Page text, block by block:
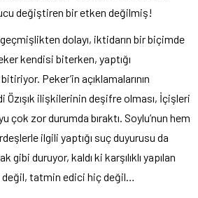
değiştiren bir etken değilmiş!
dolayı, iktidarın bir biçimde
kendisi biterken, yaptığı
Peker’in açıklamalarının
Özışık ilişkilerinin deşifre olması, İçişleri
çok zor durumda bıraktı. Soylu’nun hem
ilgili yaptığı suç duyurusu da
duruyor, kaldı ki karşılıklı yapılan
değil, tatmin edici hiç değil…